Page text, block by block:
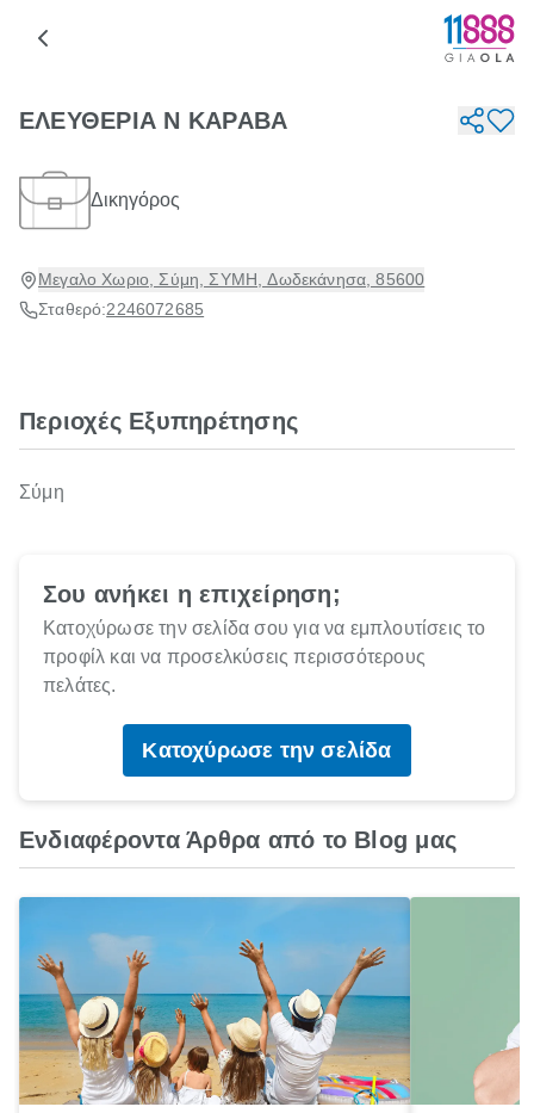
ΕΛΕΥΘΕΡΙΑ Ν ΚΑΡΑΒΑ
Δικηγόρος
Μεγαλο Χωριο, Σύμη, ΣΥΜΗ, Δωδεκάνησα, 85600
Σταθερό:2246072685
Περιοχές Εξυπηρέτησης
Σύμη
Σου ανήκει η επιχείρηση;
Κατοχύρωσε την σελίδα σου για να εμπλουτίσεις το
προφίλ και να προσελκύσεις περισσότερους
πελάτες.
Κατοχύρωσε την σελίδα
Ενδιαφέροντα Άρθρα από το Blog μας